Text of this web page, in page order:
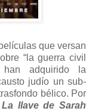
que versan
“la guerra civil
adquirido la
judío un sub-
bélico. Por
La llave de Sarah